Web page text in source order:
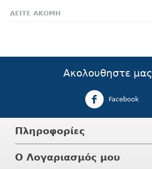
ΔΕΙΤΕ ΑΚΟΜΗ
Ακολουθηστε μας
Facebook
Πληροφορίες
Ο Λογαριασμός μου